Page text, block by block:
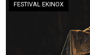
FESTIVAL EKINOX